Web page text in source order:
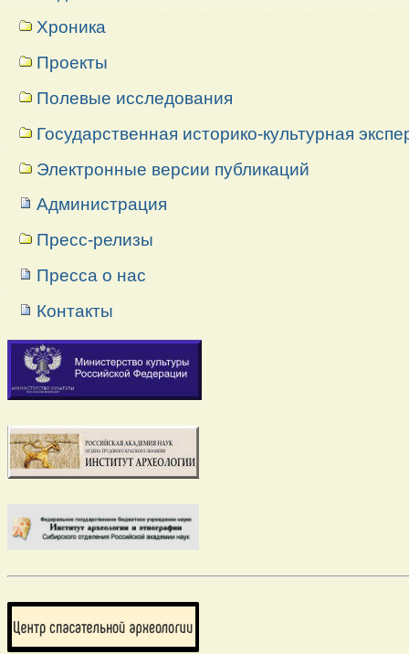
Хроника
Проекты
Полевые исследования
Государственная историко-культурная
Электронные версии публикаций
Администрация
Пресс-релизы
Пресса о нас
Контакты